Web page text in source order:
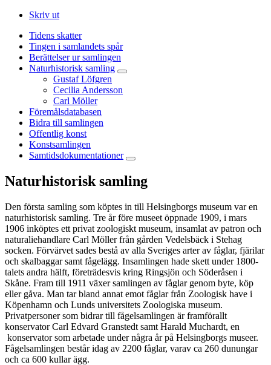
Skriv ut
Tidens skatter
Tingen i samlandets spår
Berättelser ur samlingen
Naturhistorisk samling
Gustaf Löfgren
Cecilia Andersson
Carl Möller
Föremålsdatabasen
Bidra till samlingen
Offentlig konst
Konstsamlingen
Samtidsdokumentationer
Naturhistorisk samling
Den första samling som köptes in till Helsingborgs museum var en
naturhistorisk samling. Tre år före museet öppnade 1909, i mars
1906 inköptes ett privat zoologiskt museum, insamlat av patron och
naturaliehandlare Carl Möller från gården Vedelsbäck i Stehag
socken. Förvärvet sades bestå av alla Sveriges arter av fåglar, fjärilar
och skalbaggar samt fågelägg. Insamlingen hade skett under 1800-
talets andra hälft, företrädesvis kring Ringsjön och Söderåsen i
Skåne. Fram till 1911 växer samlingen av fåglar genom byte, köp
eller gåva. Man tar bland annat emot fåglar från Zoologisk have i
Köpenhamn och Lunds universitets Zoologiska museum.
Privatpersoner som bidrar till fågelsamlingen är framförallt
konservator Carl Edvard Granstedt samt Harald Muchardt, en
konservator som arbetade under några år på Helsingborgs museer.
Fågelsamlingen består idag av 2200 fåglar, varav ca 260 dunungar
och ca 600 kullar ägg.